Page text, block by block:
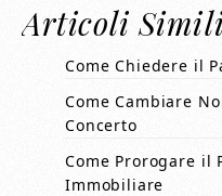
Articoli
Come Chiedere il
Come Cambiare
Concerto
Come Prorogare il
Immobiliare